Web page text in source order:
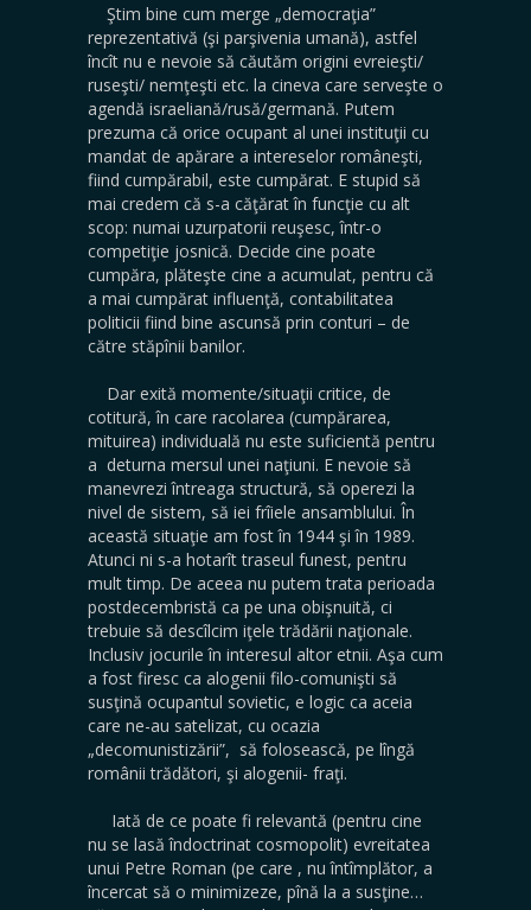
Ştim bine cum merge „democraţia”
reprezentativă (şi parşivenia umană), astfel
încît nu e nevoie să căutăm origini evreieşti/
ruseşti/ nemţeşti etc. la cineva care serveşte o
agendă israeliană/rusă/germană. Putem
prezuma că orice ocupant al unei instituţii cu
mandat de apărare a intereselor româneşti,
fiind cumpărabil, este cumpărat. E stupid să
mai credem că s-a căţărat în funcţie cu alt
scop: numai uzurpatorii reuşesc, într-o
competiţie josnică. Decide cine poate
cumpăra, plăteşte cine a acumulat, pentru că
a mai cumpărat influenţă, contabilitatea
politicii fiind bine ascunsă prin conturi – de
către stăpînii banilor.
Dar exită momente/situaţii critice, de
cotitură, în care racolarea (cumpărarea,
mituirea) individuală nu este suficientă pentru
a deturna mersul unei naţiuni. E nevoie să
manevrezi întreaga structură, să operezi la
nivel de sistem, să iei frîiele ansamblului. În
această situaţie am fost în 1944 şi în 1989.
Atunci ni s-a hotarît traseul funest, pentru
mult timp. De aceea nu putem trata perioada
postdecembristă ca pe una obişnuită, ci
trebuie să descîlcim iţele trădării naţionale.
Inclusiv jocurile în interesul altor etnii. Aşa cum
a fost firesc ca alogenii filo-comunişti să
susţină ocupantul sovietic, e logic ca aceia
care ne-au satelizat, cu ocazia
„decomunistizării”, să folosească, pe lîngă
românii trădători, şi alogenii- fraţi.
Iată de ce poate fi relevantă (pentru cine
nu se lasă îndoctrinat cosmopolit) evreitatea
unui Petre Roman (pe care , nu întîmplător, a
încercat să o minimizeze, pînă la a susţine…